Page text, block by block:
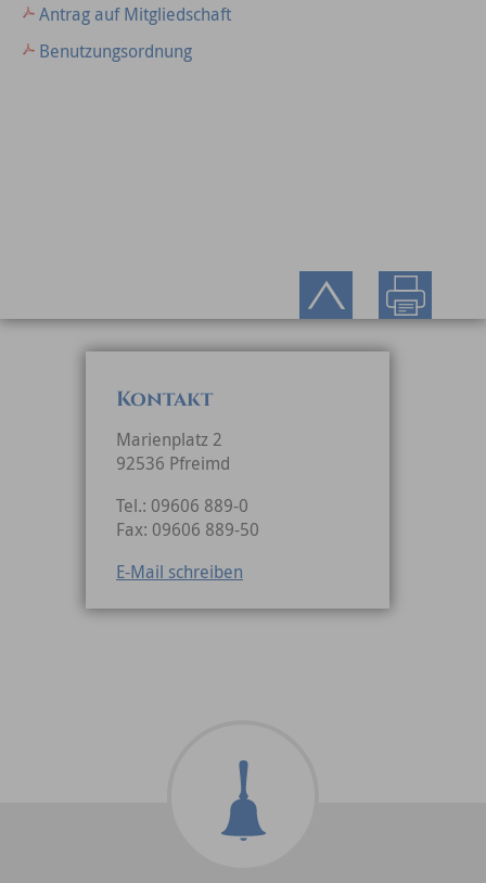
Antrag auf Mitgliedschaft
Benutzungsordnung
Kontakt
Marienplatz 2
92536 Pfreimd
Tel.: 09606 889-0
Fax: 09606 889-50
E-Mail schreiben